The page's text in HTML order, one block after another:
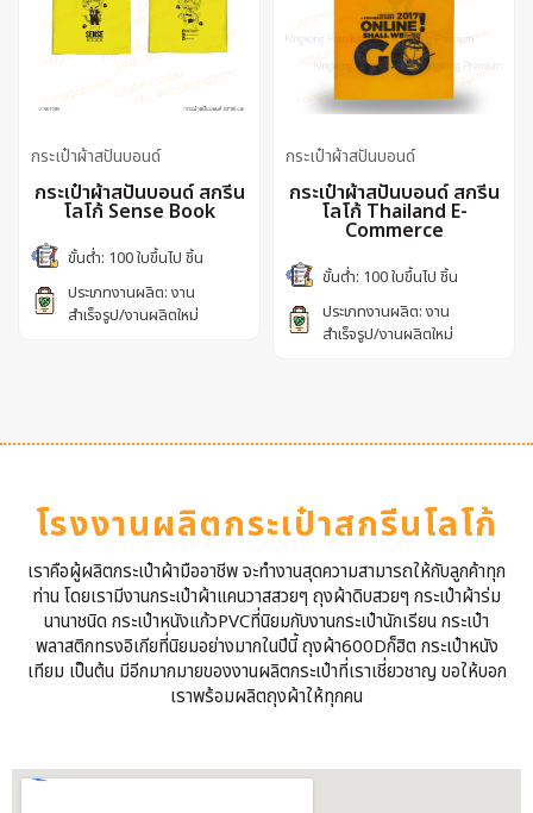
กระเป๋าผ้าสปันบอนด์
กระเป๋าผ้าสปันบอนด์ สกรีน
โลโก้ Sense Book
ขั้นต่ำ: 100 ใบขึ้นไป ชิ้น
ประเภทงานผลิต: งาน
สำเร็จรูป/งานผลิตใหม่
กระเป๋าผ้าสปันบอนด์
กระเป๋าผ้าสปันบอนด์ สกรีน
โลโก้ Thailand E-
Commerce
ขั้นต่ำ: 100 ใบขึ้นไป ชิ้น
ประเภทงานผลิต: งาน
สำเร็จรูป/งานผลิตใหม่
โรงงานผลิตกระเป๋าสกรีนโลโก้
เราคือผู้ผลิตกระเป๋าผ้ามืออาชีพ จะทำงานสุดความสามารถให้กับลูกค้าทุก
ท่าน โดยเรามีงานกระเป๋าผ้าแคนวาสสวยๆ ถุงผ้าดิบสวยๆ กระเป๋าผ้าร่ม
นานาชนิด กระเป๋าหนังแก้วPVCที่นิยมกับงานกระเป๋านักเรียน กระเป๋า
พลาสติกทรงอิเกียที่นิยมอย่างมากในปีนี้ ถุงผ้า600Dก็ฮิต กระเป๋าหนัง
เทียม เป็นต้น มีอีกมากมายของงานผลิตกระเป๋าที่เราเชี่ยวชาญ ขอให้บอก
เราพร้อมผลิตถุงผ้าให้ทุกคน